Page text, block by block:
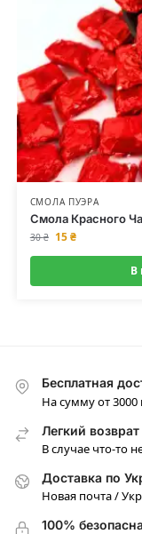
СМОЛА ПУЭРА
Смола Красного
30₴ 15₴
В
Бесплатная
На сумму от 3000
Легкий возврат
В случае что-то
Доставка по
Новая почта /
100%